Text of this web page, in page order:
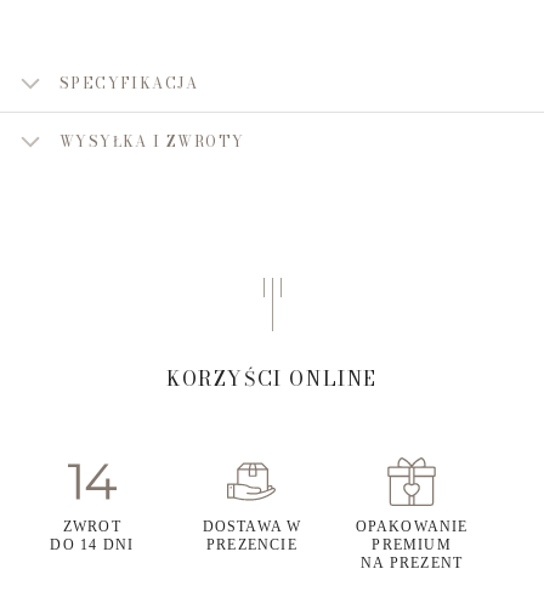
SPECYFIKACJA
WYSYŁKA I ZWROTY
KORZYŚCI ONLINE
ZWROT
DO 14 DNI
DOSTAWA W
PREZENCIE
OPAKOWANIE
PREMIUM
NA PREZENT